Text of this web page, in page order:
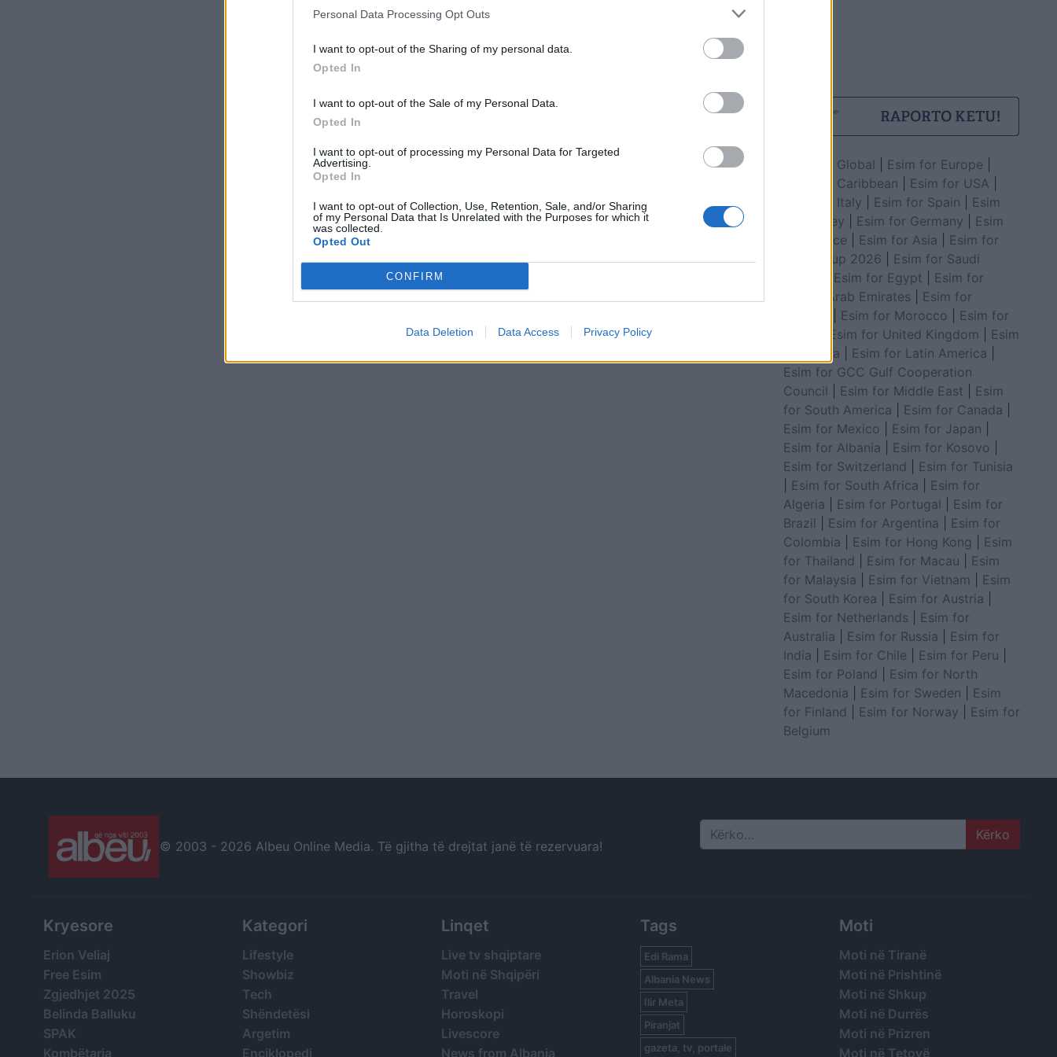
Personal Data Processing Opt Outs
I want to opt-out of the Sharing of my personal data.
Opted In
I want to opt-out of the Sale of my Personal Data.
Opted In
I want to opt-out of processing my Personal Data for Targeted
Advertising.
Opted In
I want to opt-out of Collection, Use, Retention, Sale, and/or Sharing
of my Personal Data that Is Unrelated with the Purposes for which it
was collected.
Opted Out
CONFIRM
Data Deletion Data Access Privacy Policy
Esim for Global Esim for Europe
Esim for Caribbean
Esim for USA
Esim for Italy
Esim for Spain
Esim
for Turkey
Esim for Germany
Esim
for Greece
Esim for Asia
Esim for
World Cup 2026
Esim for Saudi
Esim for Egypt
Esim for
United Arab Emirates
Esim for
Esim for Morocco
Esim for
Esim for United Kingdom
Esim
for Africa
Esim for Latin America
Esim for GCC Gulf Cooperation
Council
Esim for Middle East
Esim
for South America
Esim for Canada
Esim for Mexico
Esim for Japan
Esim for Albania
Esim for Kosovo
Esim for Switzerland
Esim for Tunisia
Esim for South Africa
Esim for
Algeria
Esim for Portugal
Esim for
Brazil
Esim for Argentina
Esim for
Colombia
Esim for Hong Kong
Esim
for Thailand
Esim for Macau
Esim
for Malaysia
Esim for Vietnam
Esim
for South Korea
Esim for Austria
Esim for Netherlands
Esim for
Australia
Esim for Russia
Esim for
India
Esim for Chile Esim for Peru
Esim for Poland
Esim for North
Macedonia
Esim for Sweden
Esim
for Finland
Esim for Norway
Esim for
Belgium
© 2003 - 2026 Albeu Online Media. Të gjitha të drejtat janë të rezervuara! Search
Kryesore
Erion Veliaj
Free Esim
Zgjedhjet 2025
Belinda Balluku
SPAK
Kombëtarja
Kategori
Lifestyle
Showbiz
Tech
Shëndetësi
Argetim
Enciklopedi
Linqet
Live tv shqiptare
Moti në Shqipëri
Travel
Horoskopi
Livescore
News from Albania
Tags
Edi Rama
Albania News
Ilir Meta
Piranjat
gazeta, tv, portale
Moti
Moti në Tiranë
Moti në Prishtinë
Moti në Shkup
Moti në Durrës
Moti në Prizren
Moti në Tetovë